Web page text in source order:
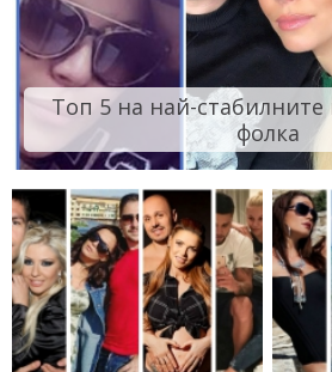
Топ 5 на най-
фолка